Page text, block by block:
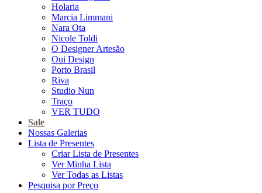
Holaria
Marcia Limmani
Nara Ota
Nicole Toldi
O Designer Artesão
Oui Design
Porto Brasil
Riva
Studio Nun
Traço
VER TUDO
Sale
Nossas Galerias
Lista de Presentes
Criar Lista de Presentes
Ver Minha Lista
Ver Todas as Listas
Pesquisa por Preço